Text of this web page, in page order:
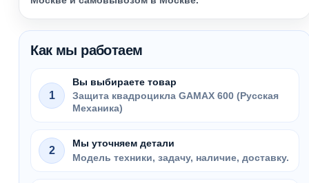
Как мы работаем
1
Вы выбираете товар
Защита квадроцикла GAMAX 600 (Русская
Механика)
2
Мы уточняем детали
Модель техники, задачу, наличие, доставку.